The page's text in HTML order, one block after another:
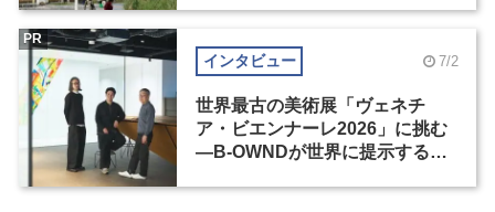
インタビュー 7/2
世界最古の美術展「ヴェネチ
ア・ビエンナーレ2026」に挑む
―B-OWNDが世界に提示する美
PR